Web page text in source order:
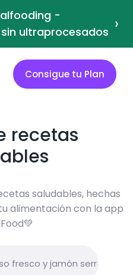
-
ultraprocesados ›
Consigue tu Plan
recetas
saludables, hechas
alimentación con la app